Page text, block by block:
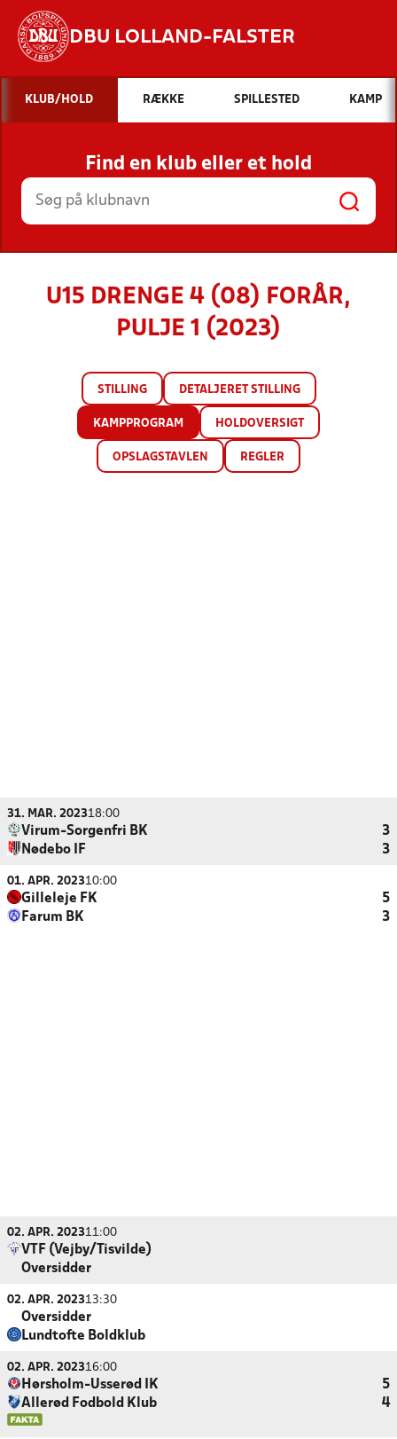
DBU LOLLAND-FALSTER
Hvad vil du søge efter?
INDHOLD OG NYHEDER
STILLINGER, RESULTATER, KLUBBER OG
HOLD
KLUB/HOLD RÆKKE SPILLESTED KAMP
Find en klub eller et hold
U15 DRENGE 4 (08) FORÅR,
PULJE 1 (2023)
STILLING DETALJERET STILLING
KAMPPROGRAM HOLDOVERSIGT
OPSLAGSTAVLEN REGLER
31. MAR. 202318:00
Virum-Sorgenfri BK
3
Nødebo IF
3
01. APR. 202310:00
Gilleleje FK
5
Farum BK
3
02. APR. 202311:00
VTF (Vejby/Tisvilde)
Oversidder
02. APR. 202313:30
Oversidder
Lundtofte Boldklub
02. APR. 202316:00
Hørsholm-Usserød IK
5
Allerød Fodbold Klub
4